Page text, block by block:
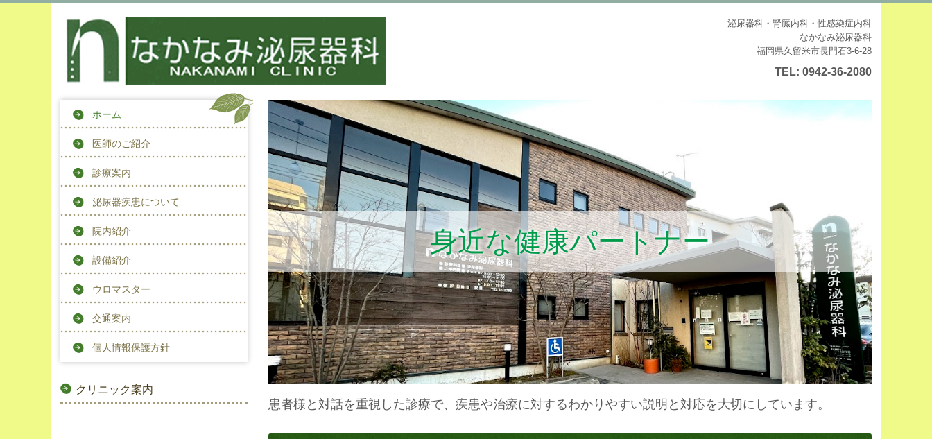
泌尿器科・腎臓内科・性感染症内科
なかなみ泌尿器科
福岡県久留米市長門石3-6-28
TEL: 0942-36-2080
ホーム
医師のご紹介
診療案内
泌尿器疾患について
院内紹介
設備紹介
ウロマスター
交通案内
個人情報保護方針
クリニック案内
身近な健康パートナー
患者様と対話を重視した診療で、疾患や治療に対するわかりやすい説明と対応を大切にしています。